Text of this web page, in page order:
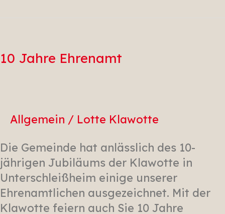
10 Jahre Ehrenamt
Allgemein / Lotte Klawotte
Die Gemeinde hat anlässlich des 10-
jährigen Jubiläums der Klawotte in
Unterschleißheim einige unserer
Ehrenamtlichen ausgezeichnet. Mit der
Klawotte feiern auch Sie 10 Jahre
Ehrenamt